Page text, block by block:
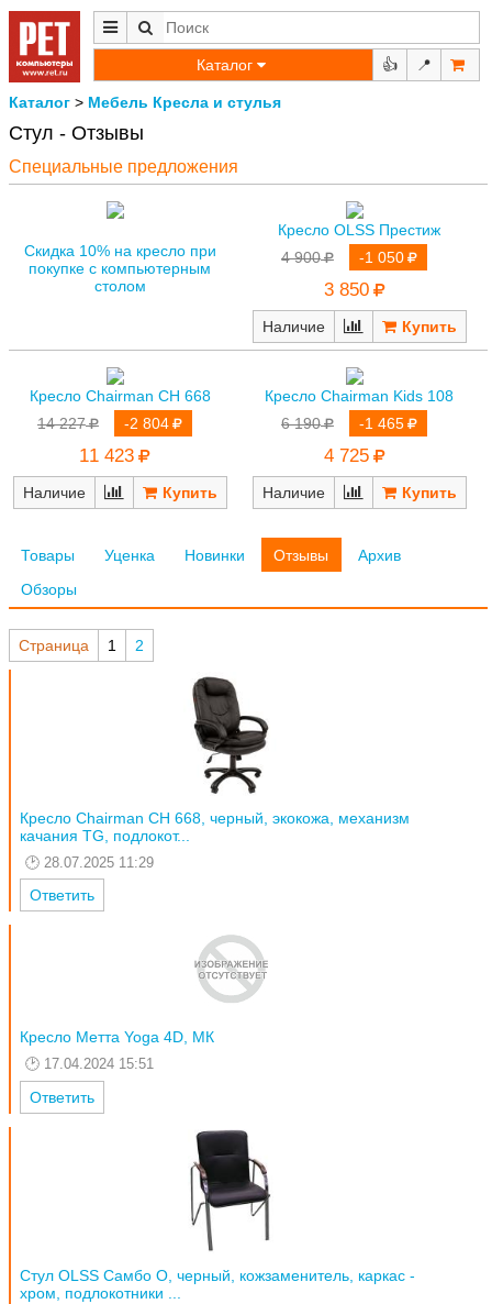
Каталог 👍 📍
Каталог > Мебель Кресла и стулья
Стул - Отзывы
Специальные предложения
Скидка 10% на кресло при
покупке с компьютерным
столом
Кресло OLSS Престиж
4 900
-1 050
3 850
Наличие
Кресло Chairman CH 668
14 227
-2 804
11 423
Наличие
Кресло Chairman Kids 108
6 190
-1 465
4 725
Наличие
Товары Уценка Новинки Отзывы
Архив
Обзоры
Страница 1 2
Кресло Chairman CH 668, черный, экокожа, механизм
качания TG, подлокот...
28.07.2025 11:29
Ответить
Кресло Метта Yoga 4D, МК
17.04.2024 15:51
Ответить
Стул OLSS Самбо О, черный, кожзаменитель, каркас -
хром, подлокотники ...